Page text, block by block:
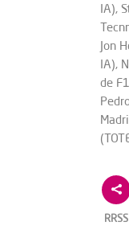
IA),
Jon
IA),
de
RRSS